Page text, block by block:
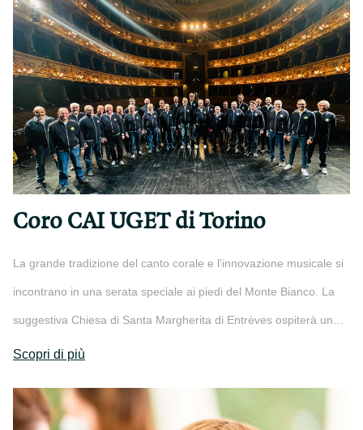
Coro CAI UGET di Torino
La grande tradizione del canto corale e l'innovazione musicale si
incontrano in una serata speciale ai piedi del Monte Bianco. La
suggestiva Chiesa di Santa Margherita di Entrèves ospiterà un…
Scopri di più